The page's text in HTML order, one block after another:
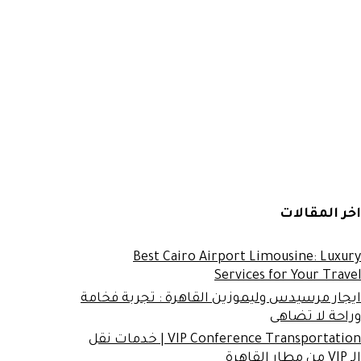
اخر المقالات
Best Cairo Airport Limousine: Luxury
Services for Your Travel
ايجار مرسيدس وليموزين القاهرة : تجربة فخامة
وراحة لا تضاهى
VIP Conference Transportation | خدمات نقل